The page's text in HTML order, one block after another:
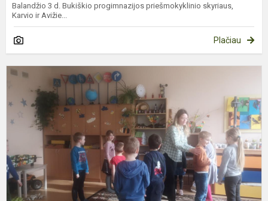
Balandžio 3 d. Bukiškio progimnazijos priešmokyklinio skyriaus,
Karvio ir Avižie...
Plačiau